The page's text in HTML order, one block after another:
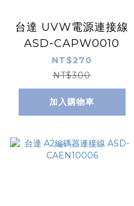
台達 UVW電源連接線
ASD-CAPW0010
NT$270
NT$300
加入購物車